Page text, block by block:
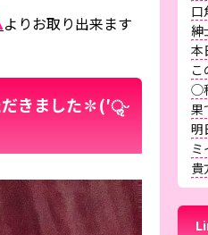
よりお取り出来ます
だきました✽(′ॢᵕ
口
紳
本
◯
果
明
貴